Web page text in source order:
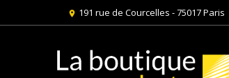
location_on 191 rue de Courcelles - 75017 Paris